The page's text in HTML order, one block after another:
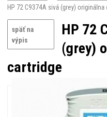
HP 72 C9374A sivá (grey) originálna
späť na
výpis
HP 72
(grey)
cartridge